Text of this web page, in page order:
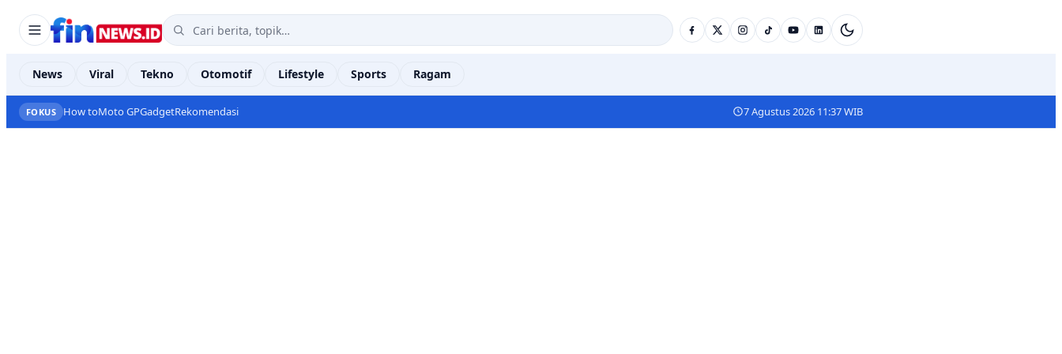
News Viral Tekno Otomotif Lifestyle Sports Ragam
FOKUS How toMoto GPGadgetRekomendasi 7 Agustus 2026 11:37 WIB